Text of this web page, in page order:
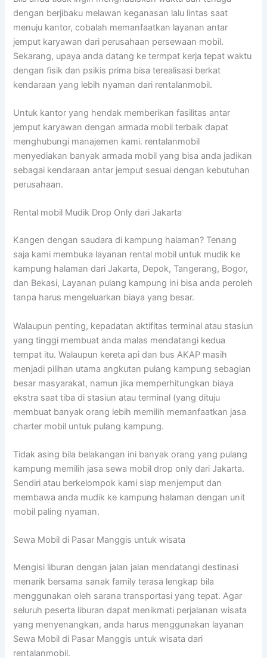
dengan berjibaku melawan keganasan lalu lintas saat
menuju kantor, cobalah memanfaatkan layanan antar
jemput karyawan dari perusahaan persewaan mobil.
Sekarang, upaya anda datang ke termpat kerja tepat waktu
dengan fisik dan psikis prima bisa terealisasi berkat
kendaraan yang lebih nyaman dari rentalanmobil.
Untuk kantor yang hendak memberikan fasilitas antar
jemput karyawan dengan armada mobil terbaik dapat
menghubungi manajemen kami. rentalanmobil
menyediakan banyak armada mobil yang bisa anda jadikan
sebagai kendaraan antar jemput sesuai dengan kebutuhan
perusahaan.
Rental mobil Mudik Drop Only dari Jakarta
Kangen dengan saudara di kampung halaman? Tenang
saja kami membuka layanan rental mobil untuk mudik ke
kampung halaman dari Jakarta, Depok, Tangerang, Bogor,
dan Bekasi, Layanan pulang kampung ini bisa anda peroleh
tanpa harus mengeluarkan biaya yang besar.
Walaupun penting, kepadatan aktifitas terminal atau stasiun
yang tinggi membuat anda malas mendatangi kedua
tempat itu. Walaupun kereta api dan bus AKAP masih
menjadi pilihan utama angkutan pulang kampung sebagian
besar masyarakat, namun jika memperhitungkan biaya
ekstra saat tiba di stasiun atau terminal (yang dituju
membuat banyak orang lebih memilih memanfaatkan jasa
charter mobil untuk pulang kampung.
Tidak asing bila belakangan ini banyak orang yang pulang
kampung memilih jasa sewa mobil drop only dari Jakarta.
Sendiri atau berkelompok kami siap menjemput dan
membawa anda mudik ke kampung halaman dengan unit
mobil paling nyaman.
Sewa Mobil di Pasar Manggis untuk wisata
Mengisi liburan dengan jalan jalan mendatangi destinasi
menarik bersama sanak family terasa lengkap bila
menggunakan oleh sarana transportasi yang tepat. Agar
seluruh peserta liburan dapat menikmati perjalanan wisata
yang menyenangkan, anda harus menggunakan layanan
Sewa Mobil di Pasar Manggis untuk wisata dari
rentalanmobil.